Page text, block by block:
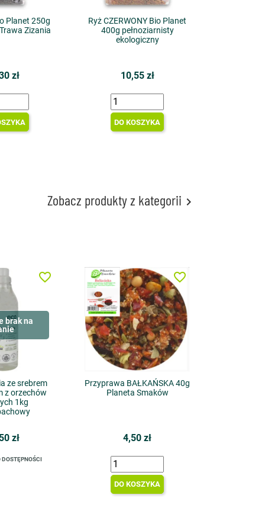
Planet 250g
Zizania
zł
Ryż CZERWONY Bio Planet
400g pełnoziarnisty
ekologiczny
10,55 zł
DO KOSZYKA
Zobacz produkty z kategorii 
brak na
ze srebrem
z orzechów
1kg
zł
favorite_border
Przyprawa BAŁKAŃSKA 40g
Planeta Smaków
4,50 zł
DO KOSZYKA
favorite_border